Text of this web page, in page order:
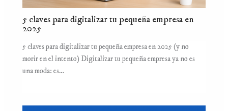
5 claves para digitalizar tu pequeña empresa en
2025
5 claves para digitalizar tu pequeña empresa en 2025 (y no
morir en el intento) Digitalizar tu pequeña empresa ya no es
una moda: es…